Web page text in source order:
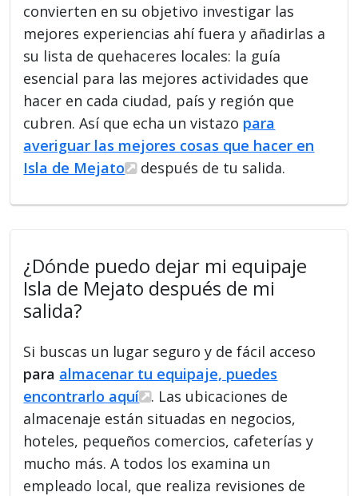
convierten en su objetivo investigar las
mejores experiencias ahí fuera y añadirlas a
su lista de quehaceres locales: la guía
esencial para las mejores actividades que
hacer en cada ciudad, país y región que
cubren. Así que echa un vistazo para
averiguar las mejores cosas que hacer en
Isla de Mejato
después de tu salida.
¿Dónde puedo dejar mi equipaje
Isla de Mejato después de mi
salida?
Si buscas un lugar seguro y de fácil acceso
para almacenar tu equipaje, puedes
encontrarlo aquí
. Las ubicaciones de
almacenaje están situadas en negocios,
hoteles, pequeños comercios, cafeterías y
mucho más. A todos los examina un
empleado local, que realiza revisiones de